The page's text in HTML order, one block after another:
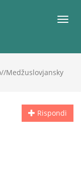
Medžuslovjansky
Rispondi